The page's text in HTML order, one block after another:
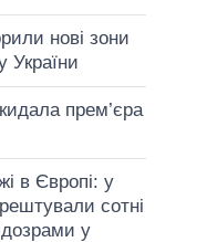
нові зони
України
прем’єра
в Європі: у
сотні
у